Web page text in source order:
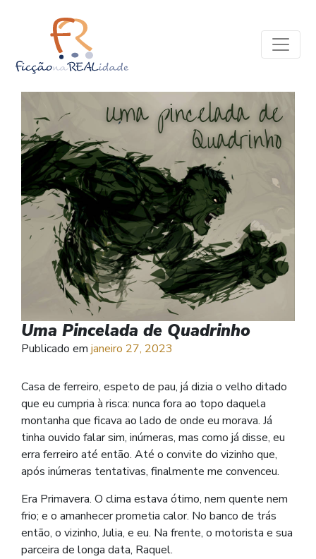
Uma Pincelada de Quadrinho
Publicado em janeiro 27, 2023
Casa de ferreiro, espeto de pau, já dizia o velho ditado
que eu cumpria à risca: nunca fora ao topo daquela
montanha que ficava ao lado de onde eu morava. Já
tinha ouvido falar sim, inúmeras, mas como já disse, eu
erra ferreiro até então. Até o convite do vizinho que,
após inúmeras tentativas, finalmente me convenceu.
Era Primavera. O clima estava ótimo, nem quente nem
frio; e o amanhecer prometia calor. No banco de trás
então, o vizinho, Julia, e eu. Na frente, o motorista e sua
parceira de longa data, Raquel.